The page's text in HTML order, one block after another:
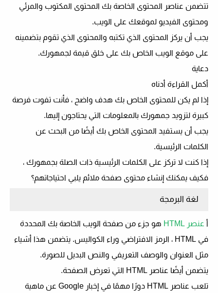
تتضمن عناصر المحتوى الخاصة بك المحتوى المكتوب والمرئي
ومحتوى الفيديو لموقعك على الويب.
يجب أن يركز المحتوى الذي تكتبه والمحتوى الذي تقوم بتضمينه
على موقع الويب الخاص بك على خلق قيمة لجمهورك.
دعاية
أكمل القراءة أدناه
إذا لم يكن للمحتوى الخاص بك هدف واضح ، فأنت تفوت فرصة
كبيرة لتزويد جمهورك بالمعلومات التي يحتاجون إليها.
يجب أن يستفيد المحتوى الخاص بك أيضًا من البحث عن
الكلمات الرئيسية.
إذا كنت لا تركز على الكلمات الرئيسية ذات الصلة بجمهورك ،
فكيف يمكنك إنشاء محتوى صفحة ملائم يلبي احتياجاتهم؟
لغة البرمجة
أ عنصر HTML
هو جزء من صفحة الويب الخاصة بك المحددة
في HTML ، الرمز الافتراضي وراء الكواليس. يتضمن هذا أشياء
مثل العنوان والوصف التعريفي والنص البديل للصورة.
يتضمن أيضًا عناصر HTML التي تعرض الصفحة.
تلعب عناصر HTML دورًا مهمًا في إخبار Google عن ماهية